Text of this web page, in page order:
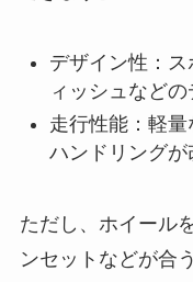
デザイン性：
ィッシュなど
走行性能：軽
ハンドリングが
ただし、ホイール
ンセットなどが合